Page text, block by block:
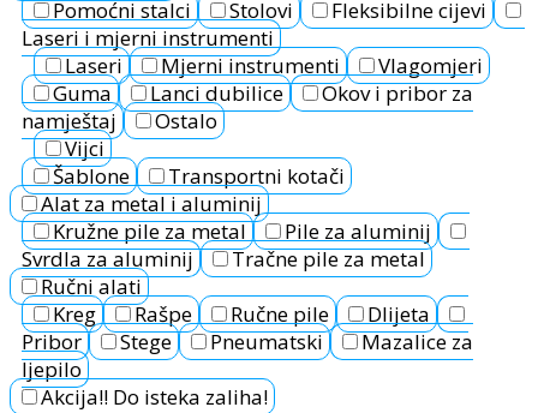
Pomoćni stalci
Stolovi
Fleksibilne cijevi
Laseri i mjerni instrumenti
Laseri
Mjerni instrumenti
Vlagomjeri
Guma
Lanci dubilice
Okov i pribor za
namještaj
Ostalo
Vijci
Šablone
Transportni kotači
Alat za metal i aluminij
Kružne pile za metal
Pile za aluminij
Svrdla za aluminij
Tračne pile za metal
Ručni alati
Kreg
Rašpe Ručne pile
Dlijeta
Pribor
Stege Pneumatski
Mazalice za
ljepilo
Akcija!! Do isteka zaliha!